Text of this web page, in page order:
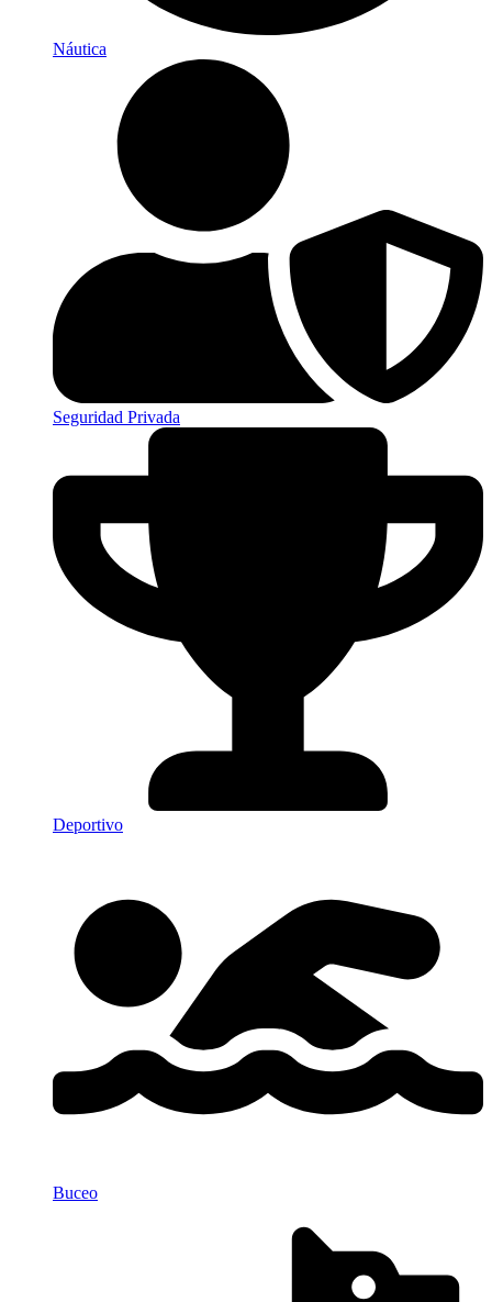
Náutica
Seguridad Privada
Deportivo
Buceo